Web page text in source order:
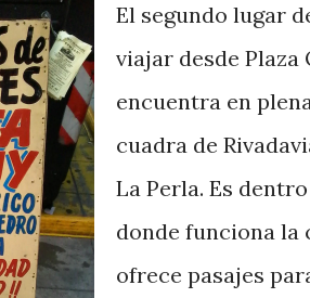
El segundo lugar
viajar desde Plaza
encuentra en
cuadra de
La Perla. Es
donde funciona la
ofrece pasajes